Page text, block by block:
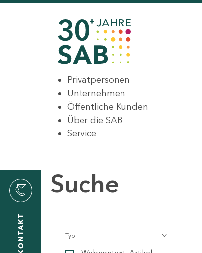
Privatpersonen
Unternehmen
Öffentliche Kunden
Über die SAB
Service
KONTAKT
Suche
Typ